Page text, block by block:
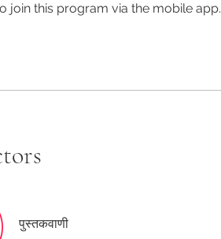
join this program via the mobile app.
पुस्तकवाणी